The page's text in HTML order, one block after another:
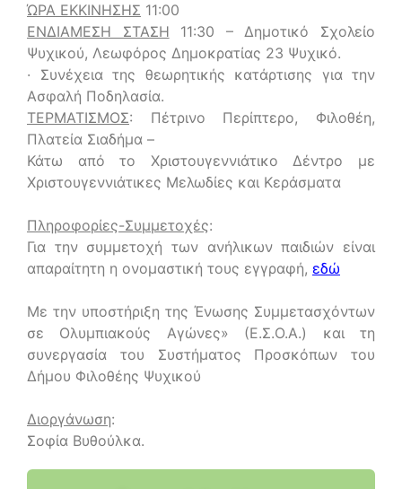
ΏΡΑ ΕΚΚΙΝΗΣΗΣ 11:00
ΕΝΔΙΑΜΕΣΗ ΣΤΑΣΗ 11:30 – Δημοτικό Σχολείο
Ψυχικού, Λεωφόρος Δημοκρατίας 23 Ψυχικό.
· Συνέχεια της θεωρητικής κατάρτισης για την
Ασφαλή Ποδηλασία.
ΤΕΡΜΑΤΙΣΜΟΣ: Πέτρινο Περίπτερο, Φιλοθέη,
Πλατεία Σιαδήμα –
Κάτω από το Χριστουγεννιάτικο Δέντρο με
Χριστουγεννιάτικες Μελωδίες και Κεράσματα
Πληροφορίες-Συμμετοχές:
Για την συμμετοχή των ανήλικων παιδιών είναι
απαραίτητη η ονομαστική τους εγγραφή, εδώ
Με την υποστήριξη της Ένωσης Συμμετασχόντων
σε Ολυμπιακούς Αγώνες» (Ε.Σ.Ο.Α.) και τη
συνεργασία του Συστήματος Προσκόπων του
Δήμου Φιλοθέης Ψυχικού
Διοργάνωση:
Σοφία Βυθούλκα.